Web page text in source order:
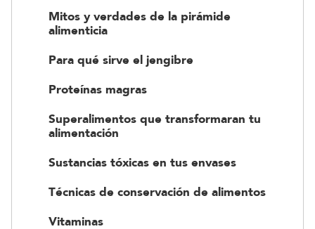
Mitos y verdades de la pirámide
alimenticia
Para qué sirve el jengibre
Proteínas magras
Superalimentos que transformaran tu
alimentación
Sustancias tóxicas en tus envases
Técnicas de conservación de alimentos
Vitaminas